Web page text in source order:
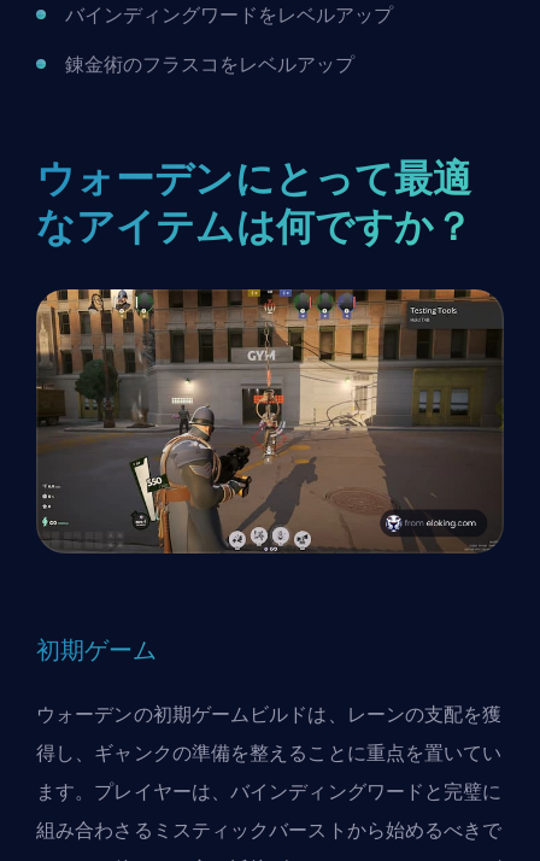
バインディングワードをレベルアップ
錬金術のフラスコをレベルアップ
ウォーデンにとって最適
なアイテムは何ですか？
初期ゲーム
ウォーデンの初期ゲームビルドは、レーンの支配を獲
得し、ギャンクの準備を整えることに重点を置いてい
ます。プレイヤーは、バインディングワードと完璧に
組み合わさるミスティックバーストから始めるべきで